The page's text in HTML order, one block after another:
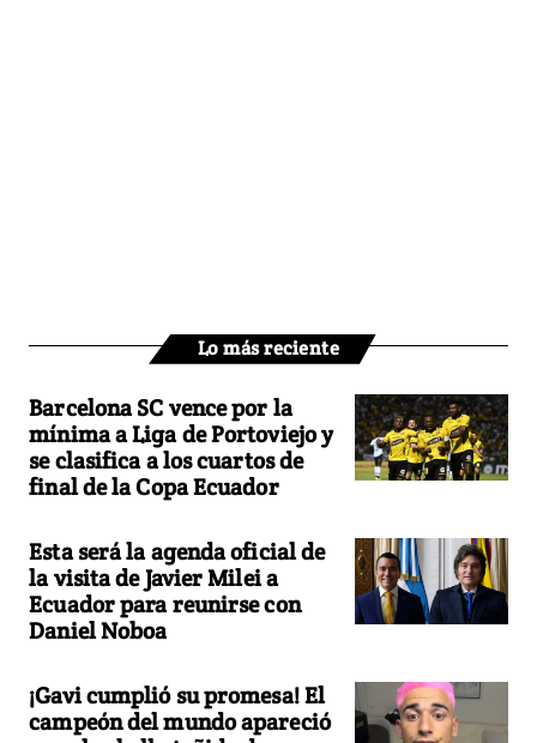
Lo más reciente
Barcelona SC vence por la
mínima a Liga de Portoviejo y
se clasifica a los cuartos de
final de la Copa Ecuador
Esta será la agenda oficial de
la visita de Javier Milei a
Ecuador para reunirse con
Daniel Noboa
¡Gavi cumplió su promesa! El
campeón del mundo apareció